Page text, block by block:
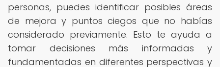
personas, puedes identificar posibles áreas
de mejora y puntos ciegos que no habías
considerado previamente. Esto te ayuda a
tomar decisiones más informadas y
fundamentadas en diferentes perspectivas y